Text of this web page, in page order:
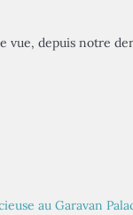
depuis notre